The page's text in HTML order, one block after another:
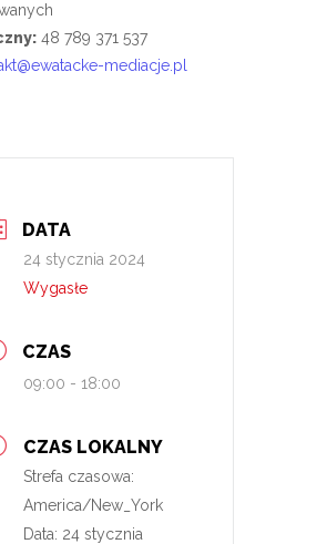
48 789 371 537
mediacje.pl
DATA
24 stycznia 2024
Wygasłe
CZAS
09:00 - 18:00
CZAS LOKALNY
Strefa czasowa:
America/New_York
Data: 24 stycznia